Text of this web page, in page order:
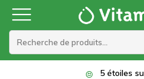
5 étoiles